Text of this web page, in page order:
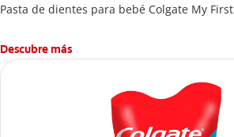
Pasta de dientes para bebé Colgate My First
Descubre más